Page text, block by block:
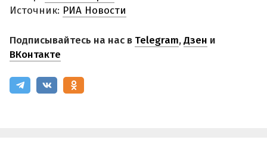
Источник: РИА Новости
Подписывайтесь на нас в Telegram,Дзен и
ВКонтакте